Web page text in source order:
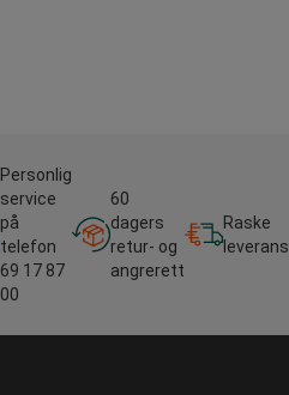
Personlig
service
på
telefon
69 17 87
00
60
dagers
retur- og
angrerett
Raske